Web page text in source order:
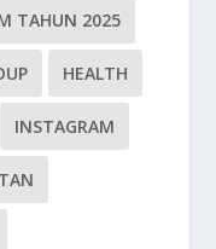
TAHUN 2025
HEALTH
INSTAGRAM